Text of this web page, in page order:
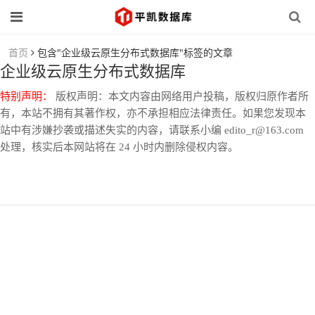
首页 包含"企业级云原生分布式数据库"标签的文章
企业级云原生分布式数据库
特别声明：
版权声明：本文内容由网络用户投稿，版权归原作者所
有，本站不拥有其著作权，亦不承担相应法律责任。如果您发现本
站中有涉嫌抄袭或描述失实的内容，请联系小编 edito_r@163.com
处理，核实后本网站将在 24 小时内删除侵权内容。